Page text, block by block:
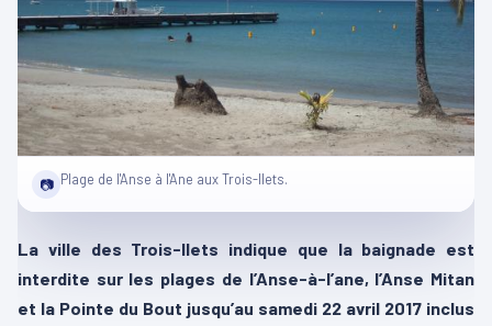
📷 Plage de l'Anse à l'Ane aux Trois-Ilets.
La ville des Trois-Ilets indique que la baignade est
interdite sur les plages de l’Anse-à-l’ane, l’Anse Mitan
et la Pointe du Bout jusqu’au samedi 22 avril 2017 inclus